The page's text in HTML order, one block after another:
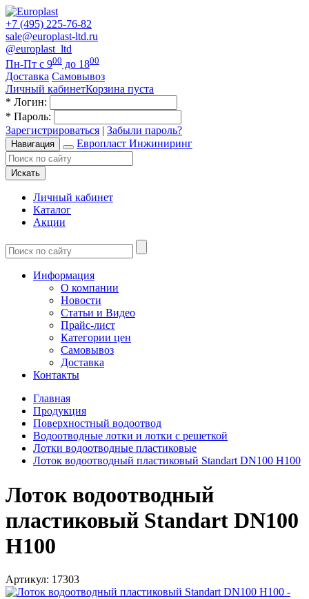
+7 (495) 225-76-82
sale@europlast-ltd.ru
@europlast_ltd
Пн-Пт с 900 до 1800
Доставка Самовывоз
Личный кабинетКорзина пуста
* Логин:
* Пароль:
Зарегистрироваться | Забыли пароль?
Навигация Европласт Инжиниринг
Искать
Личный кабинет
Каталог
Акции
Информация
О компании
Новости
Статьи и Видео
Прайс-лист
Категории цен
Самовывоз
Доставка
Контакты
Главная
Продукция
Поверхностный водоотвод
Водоотводные лотки и лотки с решеткой
Лотки водоотводные пластиковые
Лоток водоотводный пластиковый Standart DN100 H100
Лоток водоотводный
пластиковый Standart DN100
H100
Артикул: 17303